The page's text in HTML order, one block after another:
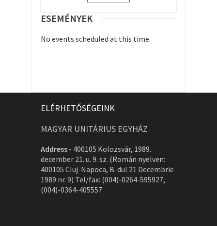
ESEMÉNYEK
No events scheduled at this time.
ELÉRHETŐSÉGEINK
MAGYAR UNITÁRIUS EGYHÁZ
Address - 400105 Kolozsvár, 1989.
december 21. u. 9. sz. (Román nyelven:
400105 Cluj-Napoca, B-dul 21 Decembrie
1989 nr. 9) Tel/fax: (004)-0264-595927,
(004)-0364-405557